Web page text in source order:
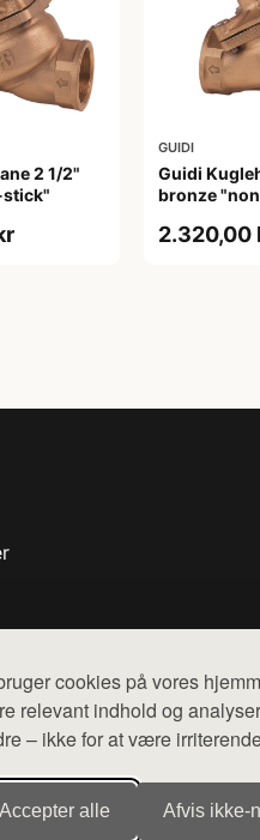
cookies på vores
relevant indhold og
– ikke for at være
Accepter alle Afvis
2 1/2"
GUIDI
Guidi
bronze
2.320,00
webshops. Der sælges